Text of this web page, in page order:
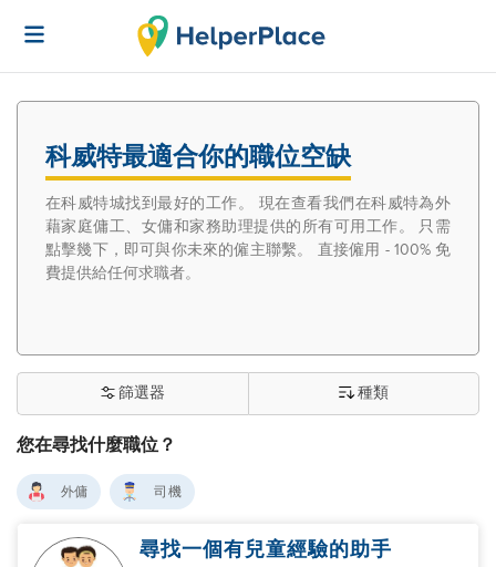
科威特最適合你的職位空缺
在科威特城找到最好的工作。 現在查看我們在科威特為外
藉家庭傭工、女傭和家務助理提供的所有可用工作。 只需
點擊幾下，即可與你未來的僱主聯繫。 直接僱用 - 100% 免
費提供給任何求職者。
您在尋找什麼職位？
篩選器 種類
外傭 司機
尋找一個有兒童經驗的助手